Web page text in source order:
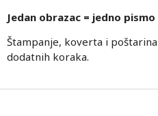
Jedan obrazac = jedno pismo
Štampanje, koverta i
dodatnih koraka.